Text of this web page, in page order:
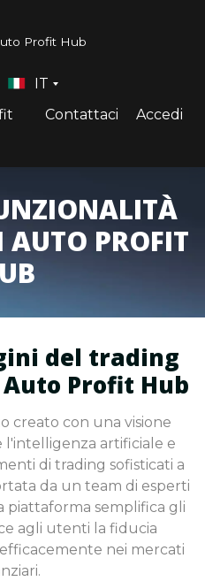
Profit Hub
Contattaci Accedi
IT
PROFIT
del trading
Profit Hub
creato con una visione
l'intelligenza artificiale e
di trading sofisticati a
da un team di esperti
piattaforma semplifica gli
agli utenti la fiducia
nei mercati